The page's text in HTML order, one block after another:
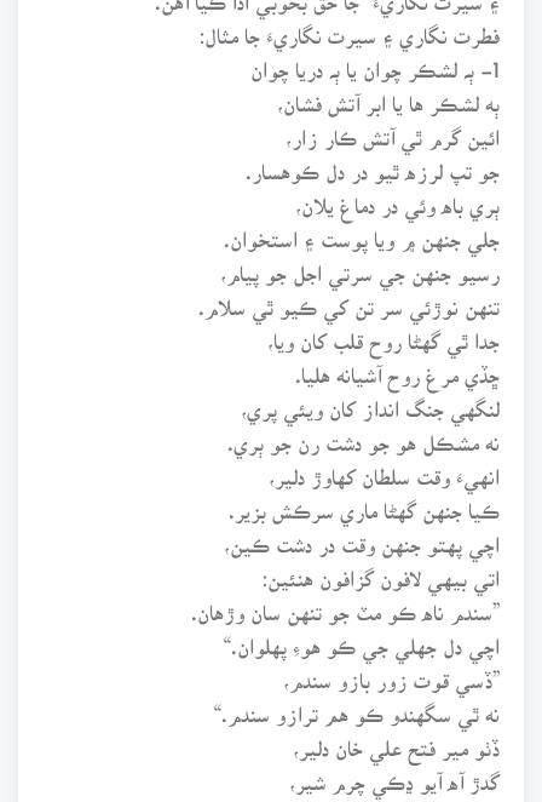
فطرت نگاري ۽ سيرت نگاريءَ جا مثال:
1- ٻہ لشڪر چوان يا ٻہ دريا چوان
ٻه لشڪر ها يا ابر آتش فشان،
ائين گرم ٿي آتش ڪار زار،
جو تپ لرزه ٿيو در دل ڪوهسار.
ٻري باه وئي در دماغ يلان،
جلي جنهن ۾ ويا پوست ۽ استخوان.
رسيو جنهن جي سرتي اجل جو پيام،
تنهن نوڙئي سر تن کي ڪيو ٿي سلام.
جدا ٿي گهڻا روح قلب کان ويا،
ڇڏي مرغ روح آشيانه هليا.
لنگهي جنگ انداز کان ويئي پري،
نه مشڪل هو جو دشت رن جو ٻري.
انهيءَ وقت سلطان کهاوڙ دلير،
ڪيا جنهن گهڻا ماري سرڪش بزير.
اچي پهتو جنهن وقت در دشت ڪين،
اتي بيهي لافون گزافون هنئين:
”سندم ناه ڪو مٽ جو تنهن سان وڙهان.
اچي دل جهلي جي ڪو هوءِ پهلوان.“
”ڏسي قوت زور بازو سندم،
نه ٿي سگهندو ڪو هم ترازو سندم.“
ڏٺو مير فتح علي خان دلير،
گدڙ آه آيو ڍڪي چرم شير،